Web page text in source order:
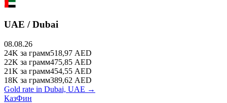
UAE / Dubai
08.08.26
24K за грамм518,97 AED
22K за грамм475,85 AED
21K за грамм454,55 AED
18K за грамм389,62 AED
Gold rate in Dubai, UAE →
КазФин